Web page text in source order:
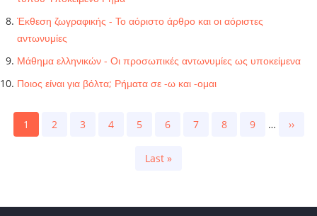
Έκθεση ζωγραφικής - Το αόριστο άρθρο και οι αόριστες
αντωνυμίες
Μάθημα ελληνικών - Οι προσωπικές αντωνυμίες ως υποκείμενα
Ποιος είναι για βόλτα; Ρήματα σε -ω και -ομαι
Current
1 Page
2 Page
3 Page
4 Page
5 Page
6 Page
7 Page
8 Page
9 …
Next
››
Last
Last »